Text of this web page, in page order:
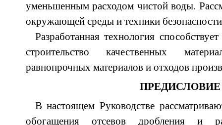
уменьшенным расходом чистой воды.
окружающей среды и техники
Разработанная технология
строительство качественных
равнопрочных материалов и отходов
ПРЕДИСЛОВИЕ
В настоящем Руководстве
обогащения отсевов дробления и